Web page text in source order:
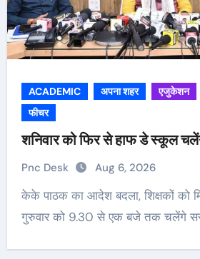
ACADEMIC अपना शहर एजुकेशन
फीचर
शनिवार को फिर से हाफ डे स्कूल
Pnc Desk Aug 6, 2026
केके पाठक का आदेश बदला, शिक्षकों को मिली राहत शनिवार/
गुरुवार को 9.30 से एक बजे तक चलेंगे